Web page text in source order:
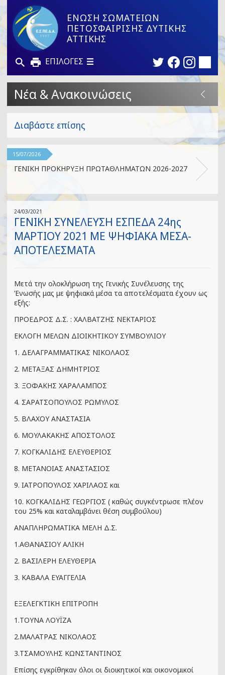
ΕΝΩΣΗ ΣΩΜΑΤΕΙΩΝ
ΠΕΤΟΣΦΑΙΡΙΣΗΣ ΔΥΤΙΚΗΣ
ΑΤΤΙΚΗΣ
ΕΠΙΛΟΓΕΣ
Νέα & Ανακοινώσεις
24/03/2021
ΓΕΝΙΚΗ ΣΥΝΕΛΕΥΣΗ ΕΣΠΕΔΑ 24ης
ΜΑΡΤΙΟΥ 2021 ΜΕ ΨΗΦΙΑΚΑ ΜΕΣΑ-
ΑΠΟΤΕΛΕΣΜΑΤΑ
Μετά την ολοκλήρωση της Γενικής Συνέλευσης της
Ένωσής μας με ψηφιακά μέσα τα αποτελέσματα έχουν ως
εξής:
ΠΡΟΕΔΡΟΣ Δ.Σ. : ΧΑΛΒΑΤΖΗΣ ΝΕΚΤΑΡΙΟΣ
ΕΚΛΟΓΗ ΜΕΛΩΝ ΔΙΟΙΚΗΤΙΚΟΥ ΣΥΜΒΟΥΛΙΟΥ
1. ΔΕΛΑΓΡΑΜΜΑΤΙΚΑΣ ΝΙΚΟΛΑΟΣ
2. ΜΕΤΑΞΑΣ ΔΗΜΗΤΡΙΟΣ
3. ΞΟΦΑΚΗΣ ΧΑΡΑΛΑΜΠΟΣ
4. ΣΑΡΑΤΣΟΠΟΥΛΟΣ ΡΩΜΥΛΟΣ
5. ΒΛΑΧΟΥ ΑΝΑΣΤΑΣΙΑ
6. ΜΟΥΛΑΚΑΚΗΣ ΑΠΟΣΤΟΛΟΣ
7. ΚΟΓΚΑΛΙΔΗΣ ΕΛΕΥΘΕΡΙΟΣ
8. ΜΕΤΑΝΟΙΑΣ ΑΝΑΣΤΑΣΙΟΣ
9. ΙΑΤΡΟΠΟΥΛΟΣ ΧΑΡΙΛΑΟΣ και
10. ΚΟΓΚΑΛΙΔΗΣ ΓΕΩΡΓΙΟΣ ( καθώς συγκέντρωσε πλέον
του 25% και καταλαμβάνει θέση συμβούλου)
ΑΝΑΠΛΗΡΩΜΑΤΙΚΑ ΜΕΛΗ Δ.Σ.
1.ΑΘΑΝΑΣΙΟΥ ΑΛΙΚΗ
2. ΒΑΣΙΛΕΡΗ ΕΛΕΥΘΕΡΙΑ
3. ΚΑΒΑΛΑ ΕΥΑΓΓΕΛΙΑ
ΕΞΕΛΕΓΚΤΙΚΗ ΕΠΙΤΡΟΠΗ
1.ΤΟΥΝΑ ΛΟΥΪΖΑ
2.ΜΑΛΑΤΡΑΣ ΝΙΚΟΛΑΟΣ
3.ΤΣΑΜΟΥΛΗΣ ΚΩΝΣΤΑΝΤΙΝΟΣ
Επίσης εγκρίθηκαν όλοι οι διοικητικοί και οικονομικοί
Διαβάστε επίσης
15/07/2026
ΓΕΝΙΚΗ ΠΡΟΚΗΡΥΞΗ ΠΡΩΤΑΘΛΗΜΑΤΩΝ 2026-2027